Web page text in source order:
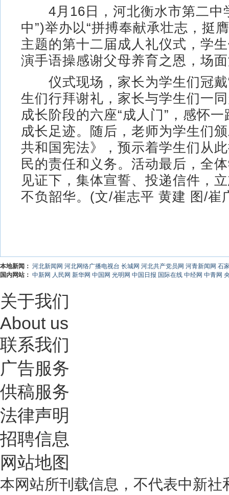
4月16日，河北衡水市第二中
中”)举办以“拼搏奉献承壮志，挺
主题的第十二届成人礼仪式，学
演手语操感谢父母养育之恩，场
仪式现场，家长为学生们冠戴
生们行拜谢礼，家长与学生们一
成长阶段的六座“成人门”，感怀
成长足迹。随后，老师为学生们
共和国宪法》，预示着学生们从
民的责任和义务。活动最后，全
见证下，集体宣誓、投递信件，
不负韶华。(文/崔志平 黄建 图/崔
本地新闻： 河北新闻网 河北网络广播电视台 长城网 河北共产党员网 河青新闻网 石
国内网站： 中新网 人民网 新华网 中国网 光明网 中国日报 国际在线 中经网 中青网
关于我们
About us
联系我们
广告服务
供稿服务
法律声明
招聘信息
网站地图
本网站所刊载信息，不代表中新